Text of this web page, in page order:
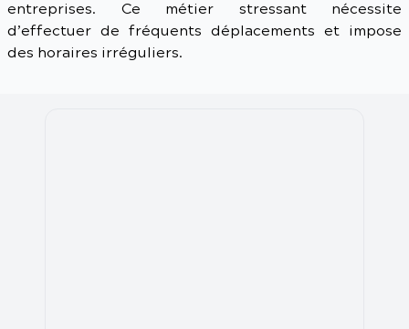
entreprises. Ce métier stressant nécessite
d’effectuer de fréquents déplacements et impose
des horaires irréguliers.